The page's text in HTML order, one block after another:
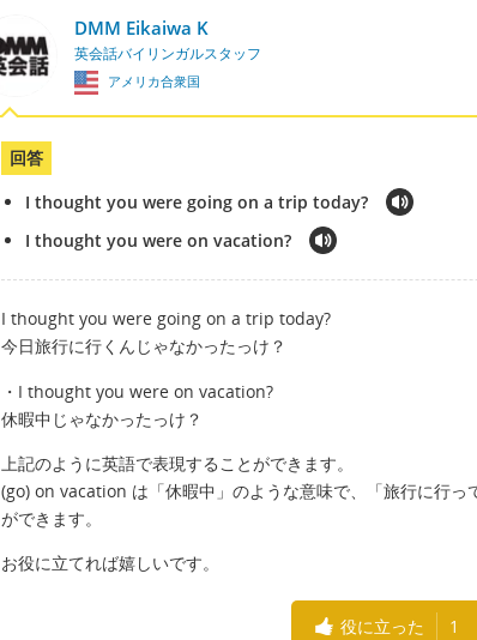
DMM Eikaiwa K
英会話バイリンガルスタッフ
アメリカ合衆国
回答
I thought you were going on a trip today?
I thought you were on vacation?
I thought you were going on a trip today?
今日旅行に行くんじゃなかったっけ？
・I thought you were on vacation?
休暇中じゃなかったっけ？
上記のように英語で表現することができます。
(go) on vacation は「休暇中」のような意味で、「旅行に行っ
ができます。
お役に立てれば嬉しいです。
役に立った 1